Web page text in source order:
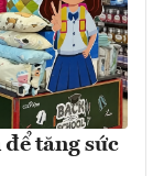
tăng sức